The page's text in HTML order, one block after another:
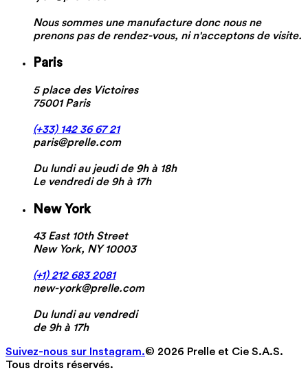
Nous sommes une manufacture donc nous ne
prenons pas de rendez-vous, ni n'acceptons de visite.
Paris
5 place des Victoires
75001 Paris
(+33) 142 36 67 21
paris@prelle.com
Du lundi au jeudi de 9h à 18h
Le vendredi de 9h à 17h
New York
43 East 10th Street
New York, NY 10003
(+1) 212 683 2081
new-york@prelle.com
Du lundi au vendredi
de 9h à 17h
Suivez-nous sur Instagram.© 2026 Prelle et Cie S.A.S.
Tous droits réservés.